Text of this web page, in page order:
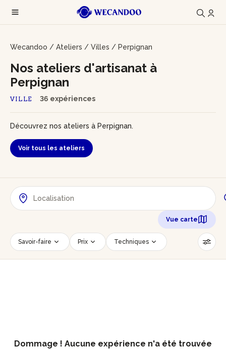
Wecandoo / Ateliers / Villes / Perpignan
VILLE 36 expériences
Nos ateliers d'artisanat à
Perpignan
Découvrez nos ateliers à Perpignan.
Voir tous les ateliers
Vue carte
Savoir-faire Prix Techniques
Date Créneau horaire
Dommage ! Aucune expérience n'a été trouvée